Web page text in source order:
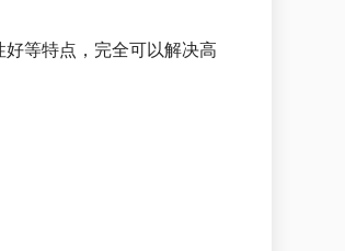
等特点，完全可以解决高